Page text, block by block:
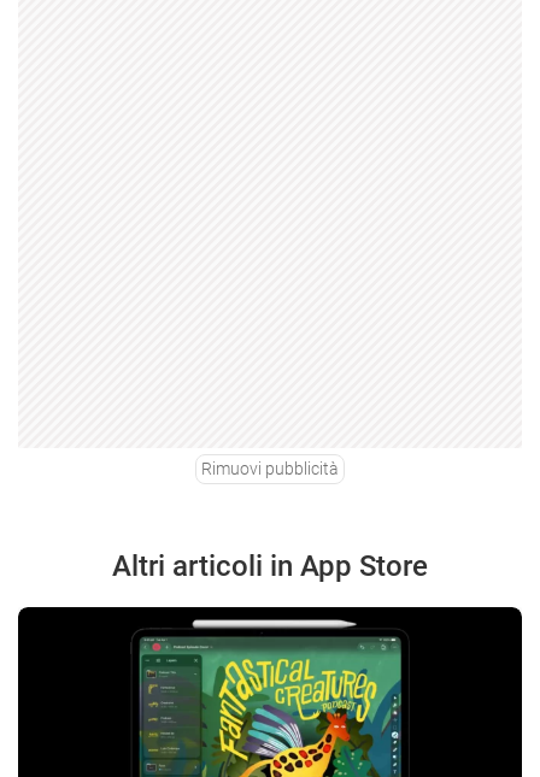
Rimuovi pubblicità
Altri articoli in App Store